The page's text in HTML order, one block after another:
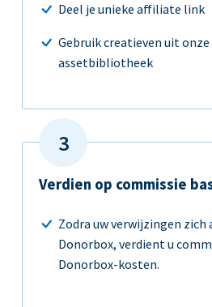
Deel je unieke affiliate link
Gebruik creatieven uit onze
assetbibliotheek
Verdien op commissie
Zodra uw verwijzingen zich
Donorbox, verdient u
Donorbox-kosten.